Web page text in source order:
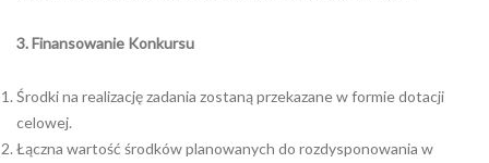
3. Finansowanie Konkursu
Środki na realizację zadania zostaną przekazane w formie dotacji
celowej.
Łączna wartość środków planowanych do rozdysponowania w